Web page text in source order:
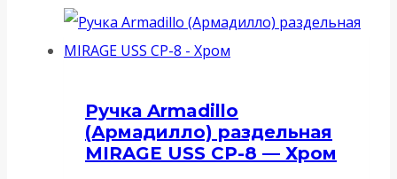
Ручка Armadillo
(Армадилло) раздельная
MIRAGE USS CP-8 — Хром